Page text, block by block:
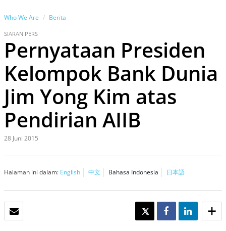
Who We Are Berita
SIARAN PERS
Pernyataan Presiden
Kelompok Bank Dunia
Jim Yong Kim atas
Pendirian AIIB
28 Juni 2015
Halaman ini dalam: English 中文 Bahasa Indonesia 日本語
TWEET SHARE SHARE